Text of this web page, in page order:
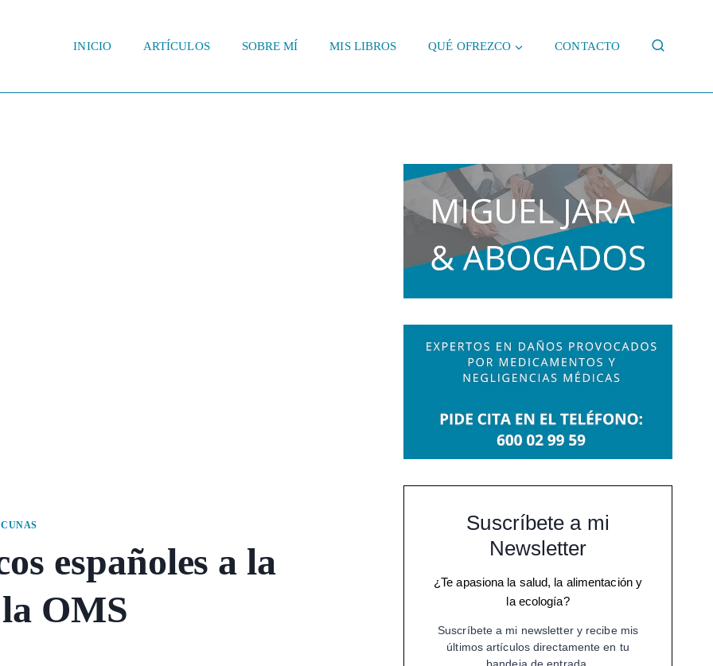
INICIO ARTÍCULOS SOBRE MÍ MIS LIBROS QUÉ OFREZCO CONTACTO
españoles a la
OMS
Suscríbete a mi
Newsletter
¿Te apasiona la salud, la alimentación y
la ecología?
Suscríbete a mi newsletter y recibe mis
últimos artículos directamente en tu